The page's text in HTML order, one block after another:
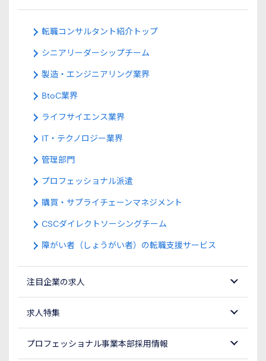
転職コンサルタント紹介トップ
シニアリーダーシップチーム
製造・エンジニアリング業界
BtoC業界
ライフサイエンス業界
IT・テクノロジー業界
管理部門
プロフェッショナル派遣
購買・サプライチェーンマネジメント
CSCダイレクトソーシングチーム
障がい者（しょうがい者）の転職支援サービス
注目企業の求人
求人特集
プロフェッショナル事業本部採用情報